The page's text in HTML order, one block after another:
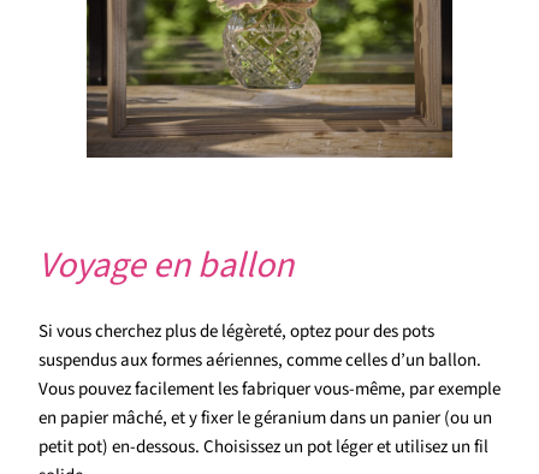
Voyage en ballon
Si vous cherchez plus de légèreté, optez pour des pots
suspendus aux formes aériennes, comme celles d’un ballon.
Vous pouvez facilement les fabriquer vous-même, par exemple
en papier mâché, et y fixer le géranium dans un panier (ou un
petit pot) en-dessous. Choisissez un pot léger et utilisez un fil